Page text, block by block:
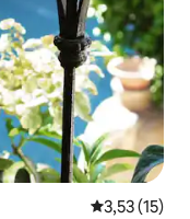
Gemiddelde
3,53 (15)